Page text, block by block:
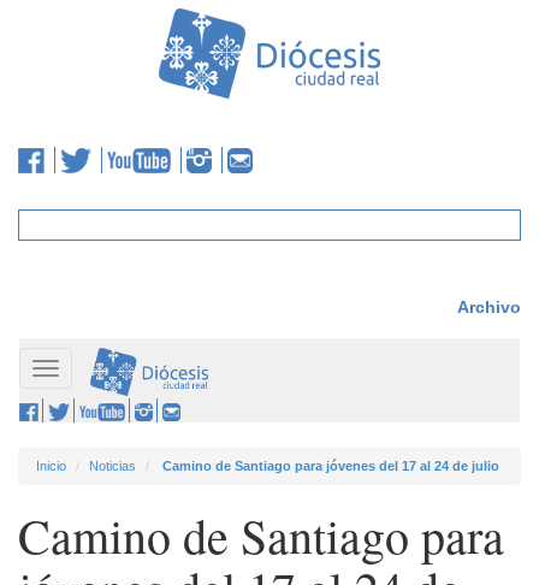
Archivo
Toggle
navigation
Inicio Noticias Camino de Santiago para jóvenes del 17 al 24 de julio
Camino de Santiago para